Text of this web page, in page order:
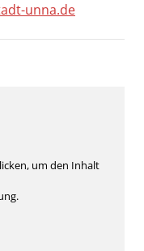
unna.de
um den Inhalt